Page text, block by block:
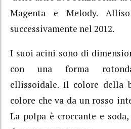
Magenta e Melody.
successivamente nel 2012.
I suoi acini sono di
con una forma
ellissoidale. Il colore della
colore che va da un rosso
La polpa è croccante e